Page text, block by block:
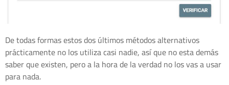
De todas formas estos dos últimos métodos alternativos
prácticamente no los utiliza casi nadie, así que no esta demás
saber que existen, pero a la hora de la verdad no los vas a usar
para nada.